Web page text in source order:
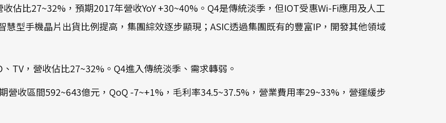
佔比27~32%，預期2017年營收YoY +30~40%。Q4是傳統淡季，但IOT受惠Wi-Fi應用及人工
慧型手機晶片出貨比例提高，集團綜效逐步顯現；ASIC透過集團既有的豐富IP，開發其他領域
TV，營收佔比27~32%。Q4進入傳統淡季、需求轉弱。
營收區間592~643億元，QoQ -7~+1%，毛利率34.5~37.5%，營業費用率29~33%，營運緩步